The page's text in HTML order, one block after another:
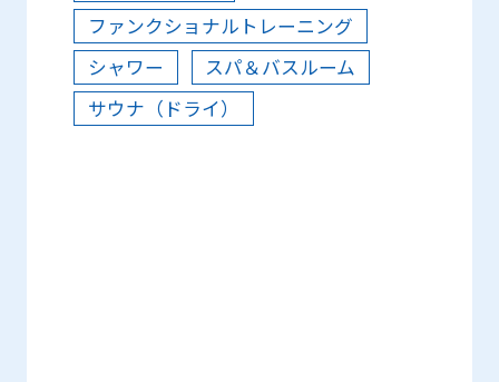
ファンクショナルトレーニング
シャワー
スパ＆バスルーム
サウナ（ドライ）